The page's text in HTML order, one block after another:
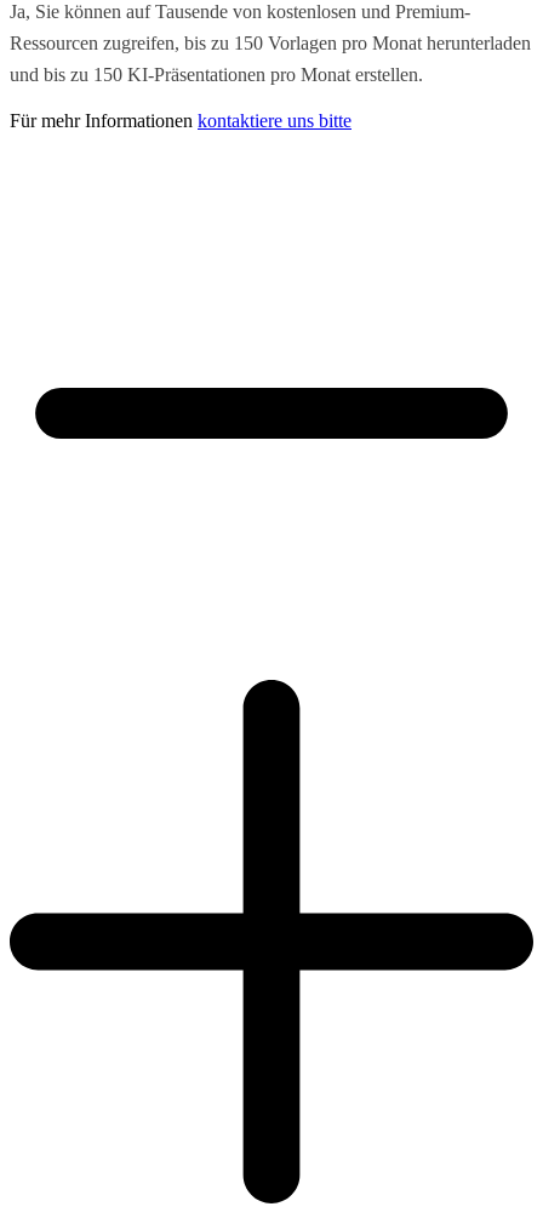
Ja, Sie können auf Tausende von kostenlosen und Premium-
Ressourcen zugreifen, bis zu 150 Vorlagen pro Monat herunterladen
und bis zu 150 KI-Präsentationen pro Monat erstellen.
Für mehr Informationen kontaktiere uns bitte